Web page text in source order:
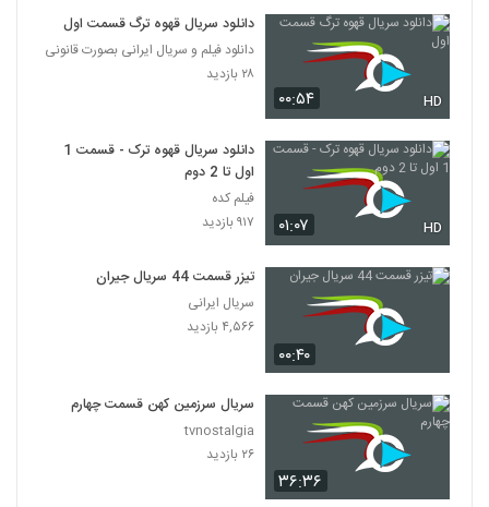
۰۰:۵۴ HD
دانلود سریال قهوه ترگ قسمت اول
دانلود فیلم و سریال ایرانی بصورت قانونی
۲۸ بازدید
۰۱:۰۷ HD
دانلود سریال قهوه ترک - قسمت 1
اول تا 2 دوم
فیلم کده
۹۱۷ بازدید
۰۰:۴۰
تیزر قسمت 44 سریال جیران
سریال ایرانی
۴,۵۶۶ بازدید
۳۶:۳۶
سریال سرزمین کهن قسمت چهارم
tvnostalgia
۲۶ بازدید